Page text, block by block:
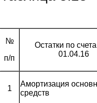
№
п/п
Остатки по
01.04.16
1
Амортизация
средств